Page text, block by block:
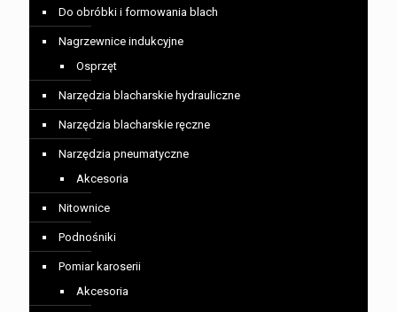
Do obróbki i formowania blach
Nagrzewnice indukcyjne
Osprzęt
Narzędzia blacharskie hydrauliczne
Narzędzia blacharskie ręczne
Narzędzia pneumatyczne
Akcesoria
Nitownice
Podnośniki
Pomiar karoserii
Akcesoria